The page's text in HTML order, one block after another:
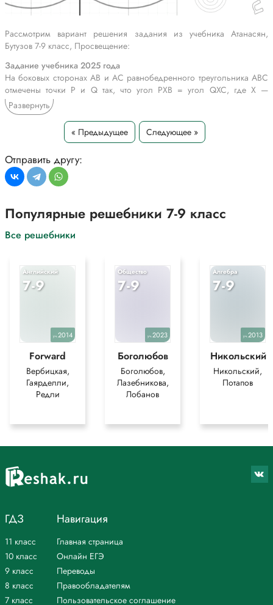
Рассмотрим вариант решения задания из учебника Атанасян,
Бутузов 7-9 класс, Просвещение:
Задание учебника 2025 года
На боковых сторонах АВ и АС равнобедренного треугольника ABC
отмечены точки Р и Q так, что угол PXB = угол QXC, где X —
середина основания ВС. Докажите, что BQ = CP.
Задание учебника 2023 года
На стороне ВС треугольника ABC постройте точку, равноудалённую
от вершин А и С.
*Текст задания приводится исключительно в образовательных целях
для более полного понимания решения.
Развернуть
« Предыдущее Следующее »
Отправить другу:
Популярные решебники 7-9 класс
Все решебники
Английский
7-9
уч.2014
Forward
Вербицкая,
Гаярделли,
Редли
Общество
7-9
уч.2023
Боголюбов
Боголюбов,
Лазебникова,
Лобанов
Алгебра
7-9
уч.2013
Никольский
Никольский,
Потапов
ГДЗ
11 класс
10 класс
9 класс
8 класс
7 класс
Навигация
Главная страница
Онлайн ЕГЭ
Переводы
Правообладателям
Пользовательское соглашение